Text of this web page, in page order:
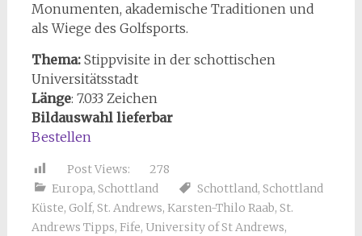
Monumenten, akademische Traditionen und
als Wiege des Golfsports.
Thema: Stippvisite in der schottischen
Universitätsstadt
Länge: 7.033 Zeichen
Bildauswahl lieferbar
Bestellen
Post Views:
278
Europa, Schottland Schottland, Schottland
Küste, Golf, St. Andrews, Karsten-Thilo Raab, St.
Andrews Tipps, Fife, University of St Andrews,